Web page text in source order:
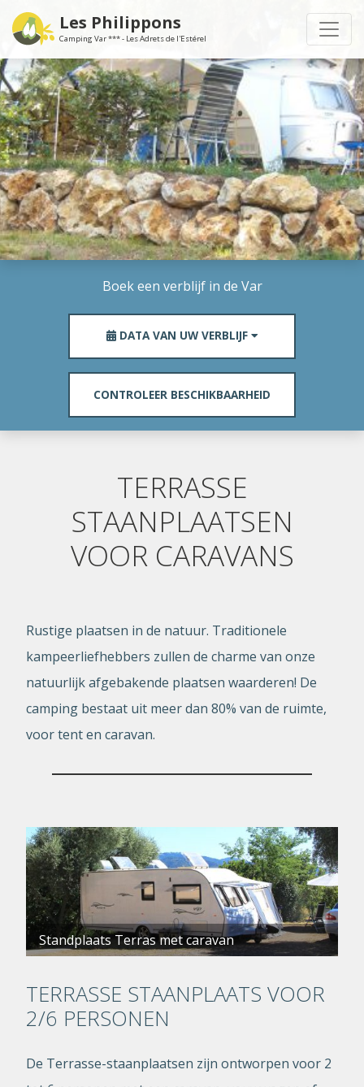
Les Philippons
Camping Var *** - Les Adrets de l'Estérel
Boek een verblijf in de Var
DATA VAN UW VERBLIJF
TERRASSE
STAANPLAATSEN
VOOR CARAVANS
Rustige plaatsen in de natuur. Traditionele
kampeerliefhebbers zullen de charme van onze
natuurlijk afgebakende plaatsen waarderen! De
camping bestaat uit meer dan 80% van de ruimte,
voor tent en caravan.
Standplaats Terras met caravan
TERRASSE STAANPLAATS VOOR
2/6 PERSONEN
De Terrasse-staanplaatsen zijn ontworpen voor 2